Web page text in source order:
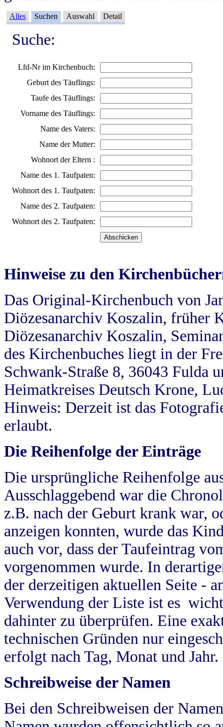
Alles Suchen Auswahl Detail
Suche:
Lfd-Nr im Kirchenbuch:
Geburt des Täuflings:
Taufe des Täuflings:
Vorname des Täuflings:
Name des Vaters:
Name der Mutter:
Wohnort der Eltern :
Name des 1. Taufpaten:
Wohnort des 1. Taufpaten:
Name des 2. Taufpaten:
Wohnort des 2. Taufpaten:
Hinweise zu den
Das Original-Kirchenbuch von
Diözesanarchiv Koszalin, früher
Diözesanarchiv Koszalin,
des Kirchenbuches liegt in der
Schwank-Straße 8, 36043 Fulda
Heimatkreises Deutsch Krone,
Hinweis: Derzeit ist das
erlaubt.
Die Reihenfolge der Einträge
Die ursprüngliche Reihenfolge
Ausschlaggebend war die
z.B. nach der Geburt krank war,
anzeigen konnten, wurde das
auch vor, dass der Taufeintrag
vorgenommen wurde. In
der derzeitigen aktuellen Seite -
Verwendung der Liste ist es
dahinter zu überprüfen. Eine
technischen Gründen nur
erfolgt nach Tag, Monat und Jahr.
Schreibweise der Namen
Bei den Schreibweisen der